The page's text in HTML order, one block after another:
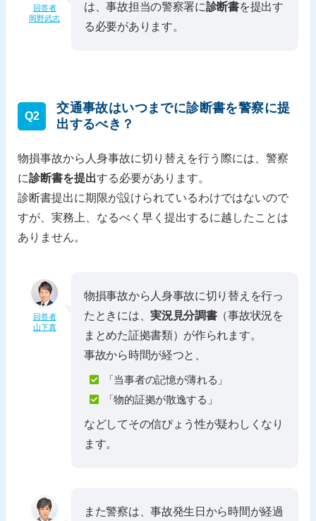
回答者
岡野武志
は、事故担当の警察署に診断書を提出す
る必要があります。
Q2
交通事故はいつまでに診断書を警察に提
出するべき？
物損事故から人身事故に切り替えを行う際には、警察
に診断書を提出する必要があります。
診断書提出に期限が設けられているわけではないので
すが、実務上、なるべく早く提出するに越したことは
ありません。
回答者
山下真
物損事故から人身事故に切り替えを行っ
たときには、実況見分調書（事故状況を
まとめた証拠書類）が作られます。
事故から時間が経つと、
「当事者の記憶が薄れる」
「物的証拠が散逸する」
などしてその信ぴょう性が疑わしくなり
ます。
また警察は、事故発生日から時間が経過